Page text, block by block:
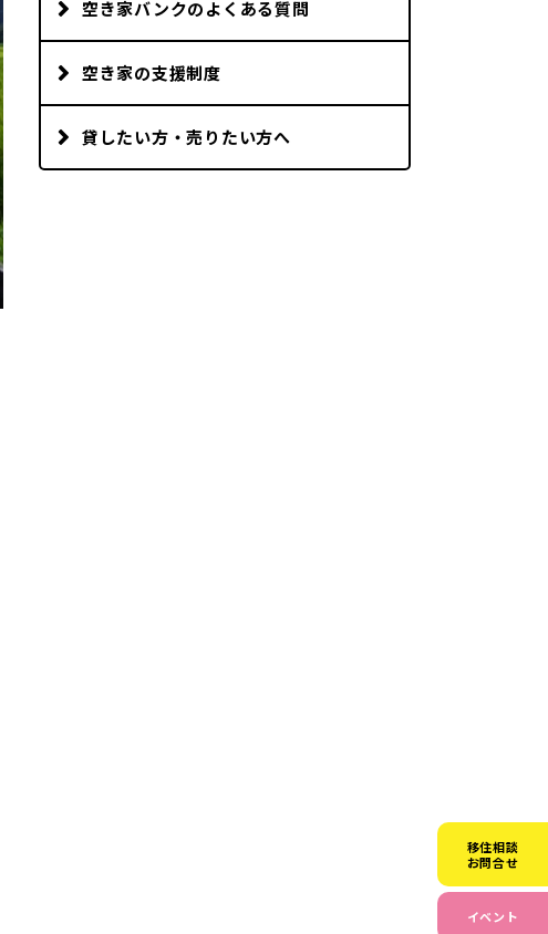
地域おこし協力隊
移住相談
お問合せ
イベント
空き家バンクのよくある質問
空き家の支援制度
貸したい方・売りたい方へ